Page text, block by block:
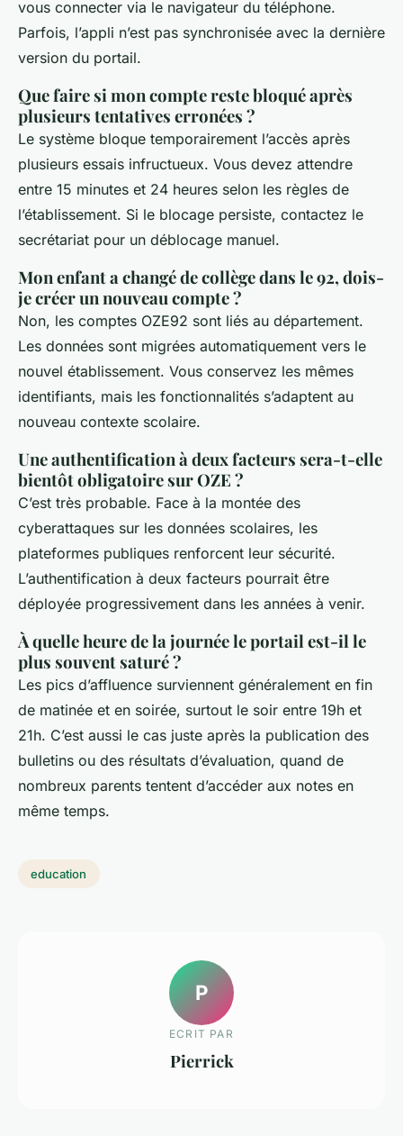
vous connecter via le navigateur du téléphone.
Parfois, l’appli n’est pas synchronisée avec la dernière
version du portail.
Que faire si mon compte reste bloqué après
plusieurs tentatives erronées ?
Le système bloque temporairement l’accès après
plusieurs essais infructueux. Vous devez attendre
entre 15 minutes et 24 heures selon les règles de
l’établissement. Si le blocage persiste, contactez le
secrétariat pour un déblocage manuel.
Mon enfant a changé de collège dans le 92, dois-
je créer un nouveau compte ?
Non, les comptes OZE92 sont liés au département.
Les données sont migrées automatiquement vers le
nouvel établissement. Vous conservez les mêmes
identifiants, mais les fonctionnalités s’adaptent au
nouveau contexte scolaire.
Une authentification à deux facteurs sera-t-elle
bientôt obligatoire sur OZE ?
C’est très probable. Face à la montée des
cyberattaques sur les données scolaires, les
plateformes publiques renforcent leur sécurité.
L’authentification à deux facteurs pourrait être
déployée progressivement dans les années à venir.
À quelle heure de la journée le portail est-il le
plus souvent saturé ?
Les pics d’affluence surviennent généralement en fin
de matinée et en soirée, surtout le soir entre 19h et
21h. C’est aussi le cas juste après la publication des
bulletins ou des résultats d’évaluation, quand de
nombreux parents tentent d’accéder aux notes en
même temps.
education
P
ECRIT PAR
Pierrick